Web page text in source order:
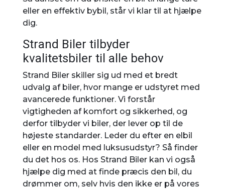
eller en effektiv bybil, står vi klar til at hjælpe
dig.
Strand Biler tilbyder
kvalitetsbiler til alle behov
Strand Biler skiller sig ud med et bredt
udvalg af biler, hvor mange er udstyret med
avancerede funktioner. Vi forstår
vigtigheden af komfort og sikkerhed, og
derfor tilbyder vi biler, der lever op til de
højeste standarder. Leder du efter en elbil
eller en model med luksusudstyr? Så finder
du det hos os. Hos Strand Biler kan vi også
hjælpe dig med at finde præcis den bil, du
drømmer om, selv hvis den ikke er på vores